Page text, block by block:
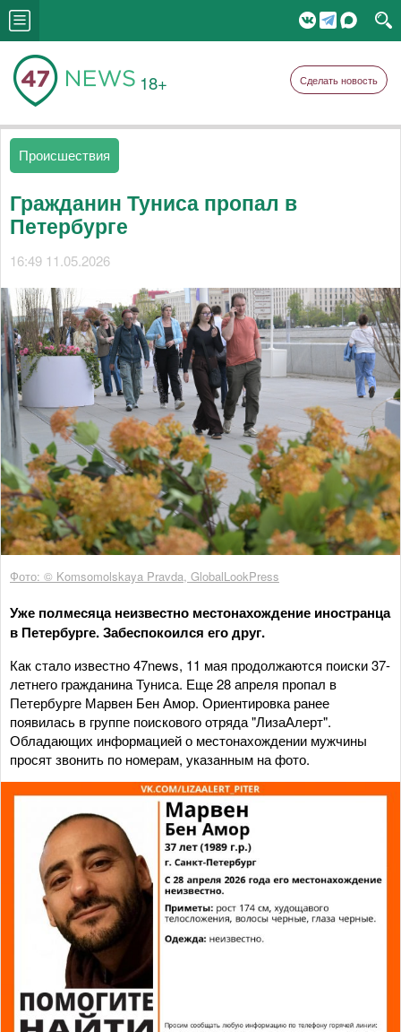
18+ Сделать новость
Происшествия
Гражданин Туниса пропал в
Петербурге
16:49 11.05.2026
Фото: © Komsomolskaya Pravda, GlobalLookPress
Уже полмесяца неизвестно местонахождение иностранца
в Петербурге. Забеспокоился его друг.
Как стало известно 47news, 11 мая продолжаются поиски 37-
летнего гражданина Туниса. Еще 28 апреля пропал в
Петербурге Марвен Бен Амор. Ориентировка ранее
появилась в группе поискового отряда "ЛизаАлерт".
Обладающих информацией о местонахождении мужчины
просят звонить по номерам, указанным на фото.